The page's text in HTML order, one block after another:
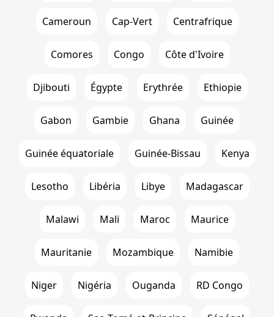
Cameroun Cap-Vert Centrafrique
Comores Congo Côte d'Ivoire
Djibouti Égypte Erythrée Ethiopie
Gabon Gambie Ghana Guinée
Guinée équatoriale Guinée-Bissau Kenya
Lesotho Libéria Libye Madagascar
Malawi Mali Maroc Maurice
Mauritanie Mozambique Namibie
Niger Nigéria Ouganda RD Congo